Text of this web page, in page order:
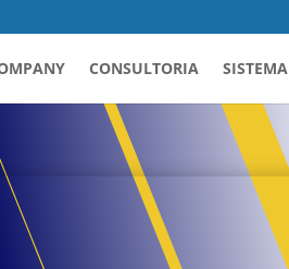
CONSULTORIA SISTEMA